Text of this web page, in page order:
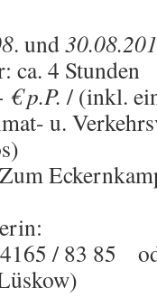
. und
ca. 4 Stunden
p.P. / (inkl.
u.
/ 83 85